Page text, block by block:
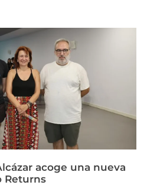
acoge una nueva
Returns